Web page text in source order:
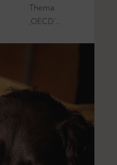
Thema
‚OECD’…